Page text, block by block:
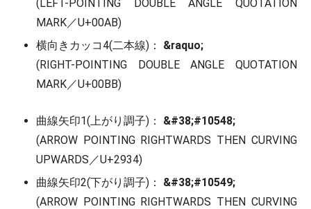
(LEFT-POINTING DOUBLE ANGLE QUOTATION
MARK／U+00AB)
横向きカッコ4(二本線)： &raquo;
(RIGHT-POINTING DOUBLE ANGLE QUOTATION
MARK／U+00BB)
曲線矢印1(上がり調子)： &#38;#10548;
(ARROW POINTING RIGHTWARDS THEN CURVING
UPWARDS／U+2934)
曲線矢印2(下がり調子)： &#38;#10549;
(ARROW POINTING RIGHTWARDS THEN CURVING